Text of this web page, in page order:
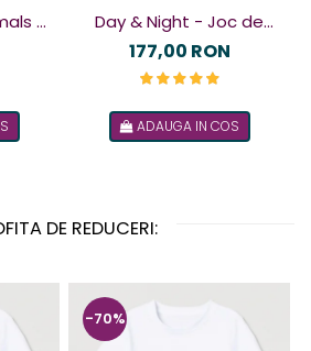
-
Day & Night - Joc de
logică
177,00 RON
ADAUGA IN COS
DE REDUCERI:
-70%